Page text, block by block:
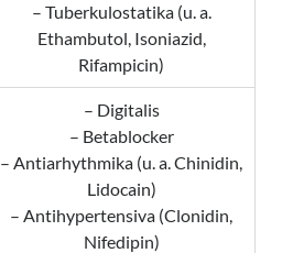
– Tuberkulostatika (u. a.
Ethambutol, Isoniazid,
Rifampicin)
– Digitalis
– Betablocker
– Antiarhythmika (u. a. Chinidin,
Lidocain)
– Antihypertensiva (Clonidin,
Nifedipin)